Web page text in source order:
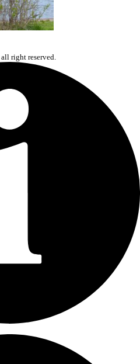
all right reserved.